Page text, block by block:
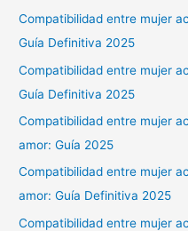
Compatibilidad entre mujer
Guía Definitiva 2025
Compatibilidad entre mujer
Guía Definitiva 2025
Compatibilidad entre mujer
amor: Guía 2025
Compatibilidad entre mujer
amor: Guía Definitiva 2025
Compatibilidad entre mujer